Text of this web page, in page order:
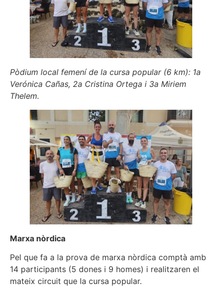
Pòdium local femení de la cursa popular (6 km): 1a
Verónica Cañas, 2a Cristina Ortega i 3a Miriem
Thelem.
Marxa nòrdica
Pel que fa a la prova de marxa nòrdica comptà amb
14 participants (5 dones i 9 homes) i realitzaren el
mateix circuit que la cursa popular.